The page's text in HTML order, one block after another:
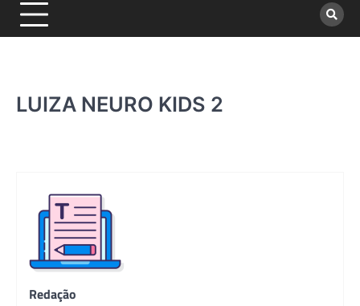
LUIZA NEURO KIDS 2
Redação